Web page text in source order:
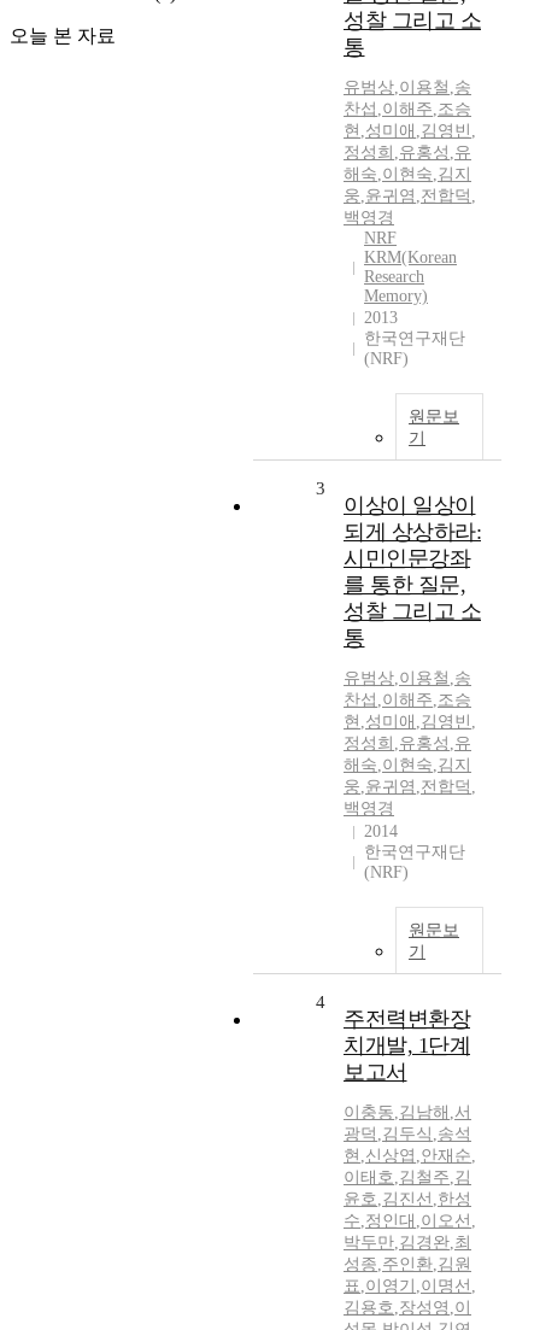
오늘 본 자료
성찰 그리고 소
통
유범상,이용철 ,송
찬섭 ,이해주,조승
현 ,성미애 ,김영빈 ,
정성희 ,유홍성 ,유
해숙,이현숙,김지
웅,윤귀염 ,전합덕 ,
백영경
NRF
KRM(Korean
Research
Memory)
2013
한국연구재단
(NRF)
원문보
기
3
이상이 일상이
되게 상상하라:
시민인문강좌
를 통한 질문,
성찰 그리고 소
통
유범상,이용철 ,송
찬섭 ,이해주,조승
현 ,성미애 ,김영빈 ,
정성희 ,유홍성 ,유
해숙,이현숙,김지
웅,윤귀염 ,전합덕 ,
백영경
2014
한국연구재단
(NRF)
원문보
기
4
주전력변환장
치개발, 1단계
보고서
이충동,김남해 ,서
광덕 ,김두식 ,송석
현 ,신상엽 ,안재순,
이태호,김철주,김
윤호,김진선 ,한성
수,정인대 ,이오선 ,
박두만,김경완,최
성종,주인환,김원
표,이영기 ,이명선 ,
김용호,장성영 ,이